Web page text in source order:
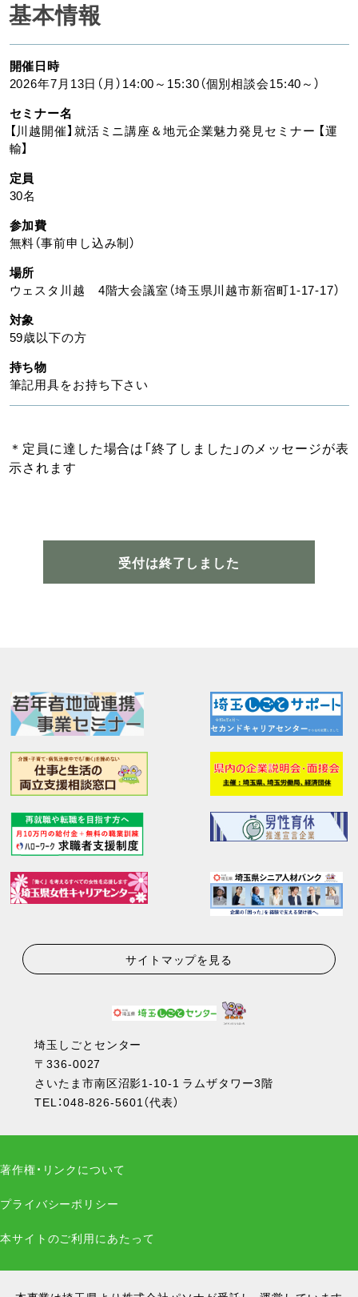
基本情報
開催日時
2026年7月13日（月）14:00～15:30（個別相談会15:40～）
セミナー名
【川越開催】就活ミニ講座＆地元企業魅力発見セミナー 【運
輸】
定員
30名
参加費
無料（事前申し込み制）
場所
ウェスタ川越 4階大会議室（埼玉県川越市新宿町1-17-17）
対象
59歳以下の方
持ち物
筆記用具をお持ち下さい
＊定員に達した場合は「終了しました」のメッセージが表
示されます
受付は終了しました
サイトマップを見る
埼玉しごとセンター
〒336-0027
さいたま市南区沼影1-10-1 ラムザタワー3階
TEL：048-826-5601（代表）
著作権・リンクについて
プライバシーポリシー
本サイトのご利用にあたって